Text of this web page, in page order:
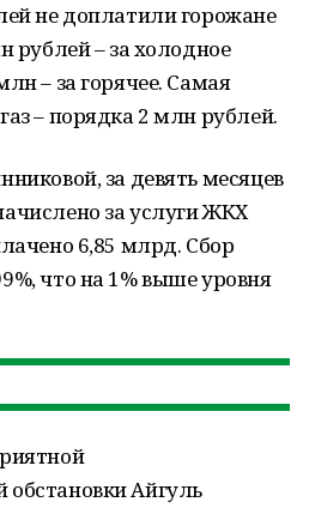
не доплатили горожане
рублей – за холодное
– за горячее. Самая
– порядка 2 млн рублей.
за девять месяцев
за услуги ЖКХ
6,85 млрд. Сбор
что на 1% выше уровня
обстановки Айгуль